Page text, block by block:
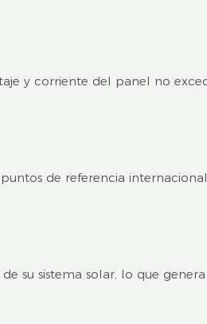
y corriente del panel no
de referencia
su sistema solar, lo que